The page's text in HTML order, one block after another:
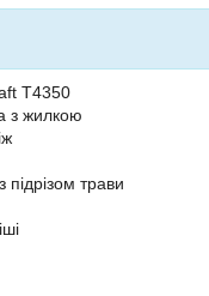
T4350
з жилкою
трави